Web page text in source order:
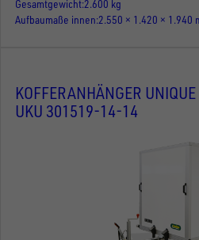
Gesamtgewicht 2.600 kg
Aufbaumaße innen 2.550 × 1.420 × 1.940
KOFFERANHÄNGER UNIQUE
UKU 301519-14-14